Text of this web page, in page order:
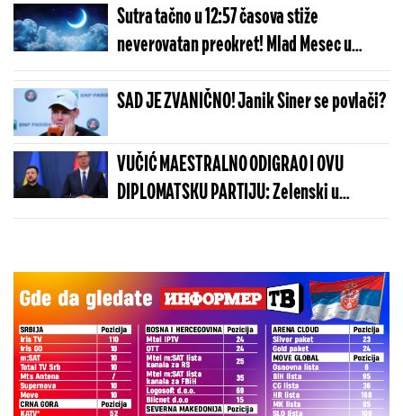
Sutra tačno u 12:57 časova stiže
neverovatan preokret! Mlad Mesec u
Jarcu donosi novi početak za 3
horoskopska znaka
SAD JE ZVANIČNO! Janik Siner se povlači?
VUČIĆ MAESTRALNO ODIGRAO I OVU
DIPLOMATSKU PARTIJU: Zelenski u
Beogradu potvrdio - Kosovo je Srbija